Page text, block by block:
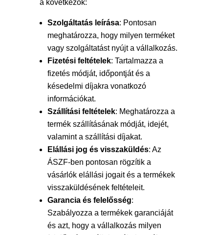
a következők:
Szolgáltatás leírása: Pontosan
meghatározza, hogy milyen terméket
vagy szolgáltatást nyújt a vállalkozás.
Fizetési feltételek: Tartalmazza a
fizetés módját, időpontját és a
késedelmi díjakra vonatkozó
információkat.
Szállítási feltételek: Meghatározza a
termék szállításának módját, idejét,
valamint a szállítási díjakat.
Elállási jog és visszaküldés: Az
ÁSZF-ben pontosan rögzítik a
vásárlók elállási jogait és a termékek
visszaküldésének feltételeit.
Garancia és felelősség:
Szabályozza a termékek garanciáját
és azt, hogy a vállalkozás milyen